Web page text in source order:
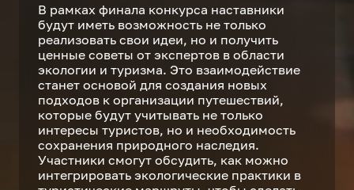
В рамках финала конкурса наставники
будут иметь возможность не только
реализовать свои идеи, но и получить
ценные советы от экспертов в области
экологии и туризма. Это взаимодействие
станет основой для создания новых
подходов к организации путешествий,
которые будут учитывать не только
интересы туристов, но и необходимость
сохранения природного наследия.
Участники смогут обсудить, как можно
интегрировать экологические практики в